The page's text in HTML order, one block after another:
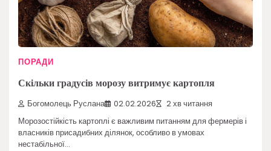
ПОРАДИ
Скільки градусів морозу витримує картопля
Богомолець Руслана 02.02.2026 2 хв читання
Морозостійкість картоплі є важливим питанням для фермерів і
власників присадибних ділянок, особливо в умовах
нестабільної…